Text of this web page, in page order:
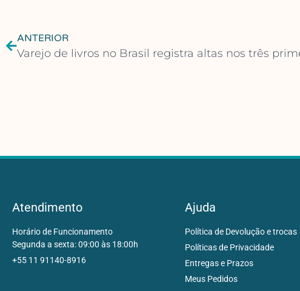
ANTERIOR
Atendimento
Horário de Funcionamento
Segunda a sexta: 09:00 às 18:00h
+55 11 91140-8916
Ajuda
Política de Devolução e trocas
Políticas de Privacidade
Entregas e Prazos
Meus Pedidos